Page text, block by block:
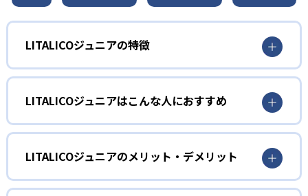
LITALICOジュニアの特徴
1
個別最適化教育
LITALICOジュニアでは、専門スタッフが発達特性や行動の
特徴を分析するアセスメントを実施し、一人ひとりのニー
ズに合わせたオーダーメイドの学習プログラムを提供す
る。国語・算数などの教科学習だけでなく、ソーシャルス
キルや生活面でのサポートも組み込み、得意を伸ばしなが
ら苦手を補う包括的な指導をする。
LITALICOジュニアはこんな人におすすめ
0～2歳
遊びを通してコミュニケーション能力を養いたい人
LITALICOジュニアのメリット・デメリット
どんなメリットがある?